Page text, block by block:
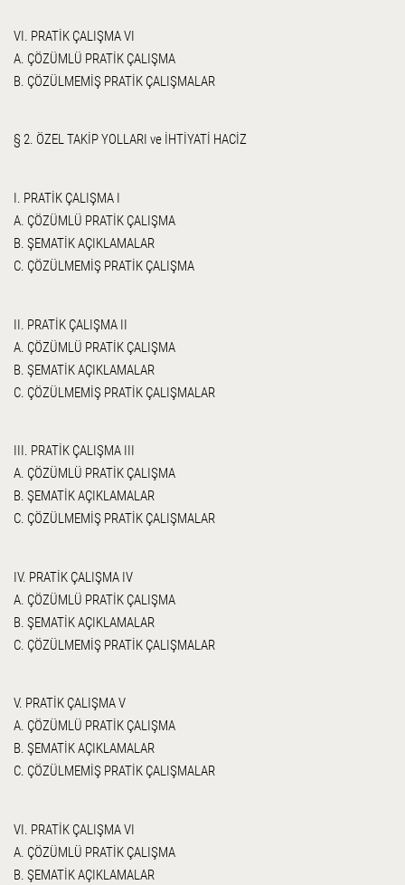
VI. PRATİK ÇALIŞMA VI
A. ÇÖZÜMLÜ PRATİK ÇALIŞMA
B. ÇÖZÜLMEMİŞ PRATİK ÇALIŞMALAR
§ 2. ÖZEL TAKİP YOLLARI ve İHTİYATİ HACİZ
I. PRATİK ÇALIŞMA I
A. ÇÖZÜMLÜ PRATİK ÇALIŞMA
B. ŞEMATİK AÇIKLAMALAR
C. ÇÖZÜLMEMİŞ PRATİK ÇALIŞMA
II. PRATİK ÇALIŞMA II
A. ÇÖZÜMLÜ PRATİK ÇALIŞMA
B. ŞEMATİK AÇIKLAMALAR
C. ÇÖZÜLMEMİŞ PRATİK ÇALIŞMALAR
III. PRATİK ÇALIŞMA III
A. ÇÖZÜMLÜ PRATİK ÇALIŞMA
B. ŞEMATİK AÇIKLAMALAR
C. ÇÖZÜLMEMİŞ PRATİK ÇALIŞMALAR
IV. PRATİK ÇALIŞMA IV
A. ÇÖZÜMLÜ PRATİK ÇALIŞMA
B. ŞEMATİK AÇIKLAMALAR
C. ÇÖZÜLMEMİŞ PRATİK ÇALIŞMALAR
V. PRATİK ÇALIŞMA V
A. ÇÖZÜMLÜ PRATİK ÇALIŞMA
B. ŞEMATİK AÇIKLAMALAR
C. ÇÖZÜLMEMİŞ PRATİK ÇALIŞMALAR
VI. PRATİK ÇALIŞMA VI
A. ÇÖZÜMLÜ PRATİK ÇALIŞMA
B. ŞEMATİK AÇIKLAMALAR